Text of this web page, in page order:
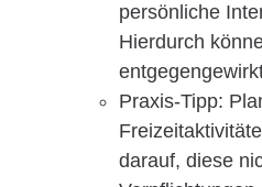
persönliche
Hierdurch
Praxis-Tipp:
darauf, diese